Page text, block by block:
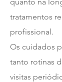
tratamentos
profissional.
Os cuidados
tanto rotinas
visitas